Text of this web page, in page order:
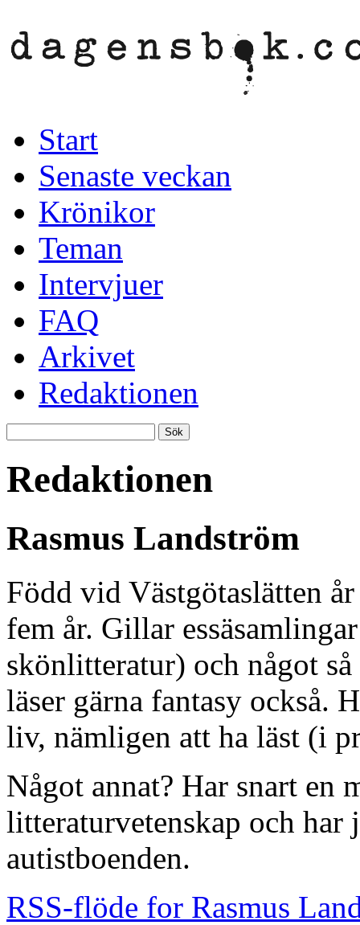
Start
Senaste veckan
Krönikor
Teman
Intervjuer
FAQ
Arkivet
Redaktionen
Redaktionen
Rasmus Landström
Född vid Västgötaslätten
fem år. Gillar
skönlitteratur) och något
läser gärna fantasy också.
liv, nämligen att ha läst (i
Något annat? Har snart en
litteraturvetenskap och har
autistboenden.
RSS-flöde for Rasmus